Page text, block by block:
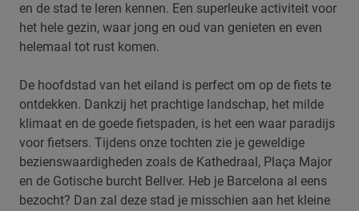
en de stad te leren kennen. Een superleuke activiteit voor
het hele gezin, waar jong en oud van genieten en even
helemaal tot rust komen.
De hoofdstad van het eiland is perfect om op de fiets te
ontdekken. Dankzij het prachtige landschap, het milde
klimaat en de goede fietspaden, is het een waar paradijs
voor fietsers. Tijdens onze tochten zie je geweldige
bezienswaardigheden zoals de Kathedraal, Plaça Major
en de Gotische burcht Bellver. Heb je Barcelona al eens
bezocht? Dan zal deze stad je misschien aan het kleine